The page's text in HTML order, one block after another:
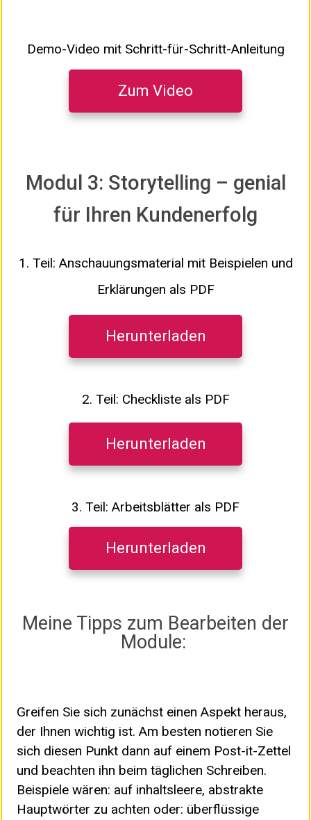
Demo-Video mit Schritt-für-Schritt-Anleitung
Zum Video
Modul 3: Storytelling – genial
für Ihren Kundenerfolg
1. Teil: Anschauungsmaterial mit Beispielen und
Erklärungen als PDF
Herunterladen
2. Teil: Checkliste als PDF
Herunterladen
3. Teil: Arbeitsblätter als PDF
Herunterladen
Meine Tipps zum Bearbeiten der
Module:
Greifen Sie sich zunächst einen Aspekt heraus,
der Ihnen wichtig ist. Am besten notieren Sie
sich diesen Punkt dann auf einem Post-it-Zettel
und beachten ihn beim täglichen Schreiben.
Beispiele wären: auf inhaltsleere, abstrakte
Hauptwörter zu achten oder: überflüssige